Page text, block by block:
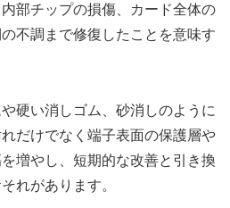
部チップの損傷、カード全体の
不調まで修復したことを意味す
硬い消しゴム、砂消しのように
だけでなく端子表面の保護層や
増やし、短期的な改善と引き換
れがあります。